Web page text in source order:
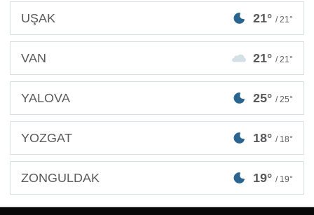
UŞAK 21° / 21°
VAN 21° / 21°
YALOVA 25° / 25°
YOZGAT 18° / 18°
ZONGULDAK 19° / 19°